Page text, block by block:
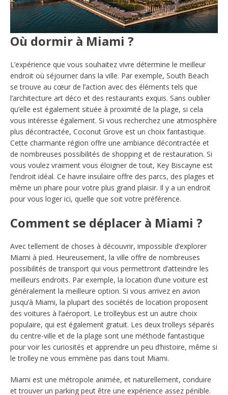
​Où dormir à Miami ?
L’expérience que vous souhaitez vivre détermine le meilleur
endroit où séjourner dans la ville. Par exemple, South Beach
se trouve au cœur de l’action avec des éléments tels que
l’architecture art déco et des restaurants exquis. Sans oublier
qu’elle est également située à proximité de la plage, si cela
vous intéresse également. Si vous recherchez une atmosphère
plus décontractée, Coconut Grove est un choix fantastique.
Cette charmante région offre une ambiance décontractée et
de nombreuses possibilités de shopping et de restauration. Si
vous voulez vraiment vous éloigner de tout, Key Biscayne est
l’endroit idéal. Ce havre insulaire offre des parcs, des plages et
même un phare pour votre plus grand plaisir. Il y a un endroit
pour vous loger ici, quelle que soit votre préférence.
​Comment se déplacer à Miami ?
Avec tellement de choses à découvrir, impossible d’explorer
Miami à pied. Heureusement, la ville offre de nombreuses
possibilités de transport qui vous permettront d’atteindre les
meilleurs endroits. Par exemple, la location d’une voiture est
généralement la meilleure option. Si vous arrivez en avion
jusqu’à Miami, la plupart des sociétés de location proposent
des voitures à l’aéroport. Le trolleybus est un autre choix
populaire, qui est également gratuit. Les deux trolleys séparés
du centre-ville et de la plage sont une méthode fantastique
pour voir les curiosités et apprendre un peu d’histoire, même si
le trolley ne vous emmène pas dans tout Miami.
Miami est une métropole animée, et naturellement, conduire
et trouver un parking peut être une expérience assez pénible.